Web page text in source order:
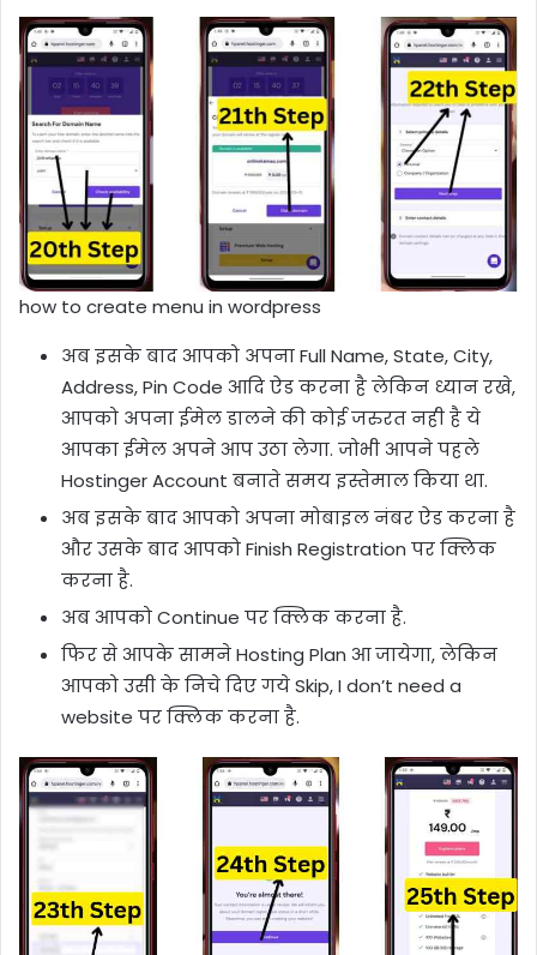
how to create menu in wordpress
अब इसके बाद आपको अपना Full Name, State, City,
Address, Pin Code आदि ऐड करना है लेकिन ध्यान रखे,
आपको अपना ईमेल डालने की कोई जरुरत नही है ये
आपका ईमेल अपने आप उठा लेगा. जोभी आपने पहले
Hostinger Account बनाते समय इस्तेमाल किया था.
अब इसके बाद आपको अपना मोबाइल नंबर ऐड करना है
और उसके बाद आपको Finish Registration पर क्लिक
करना है.
अब आपको Continue पर क्लिक करना है.
फिर से आपके सामने Hosting Plan आ जायेगा, लेकिन
आपको उसी के निचे दिए गये Skip, I don’t need a
website पर क्लिक करना है.